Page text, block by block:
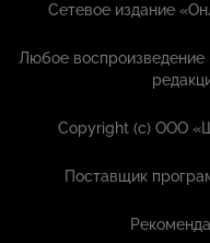
Сетевое издание
Любое
Copyright (с) ООО
Поставщик